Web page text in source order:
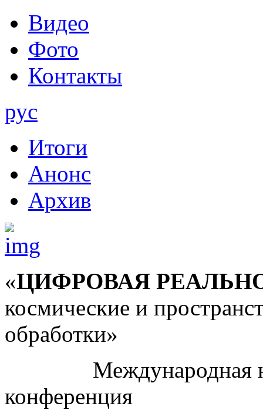
Видео
Фото
Контакты
рус
Итоги
Анонс
Архив
«ЦИФРОВАЯ
космические и
обработки»
Международная
конференция